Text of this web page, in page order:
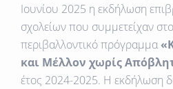
Ιουνίου 2025 η εκδήλωση
σχολείων που συμμετείχαν
περιβαλλοντικό πρόγραμμα
και Μέλλον χωρίς
έτος 2024-2025. Η εκδήλωση